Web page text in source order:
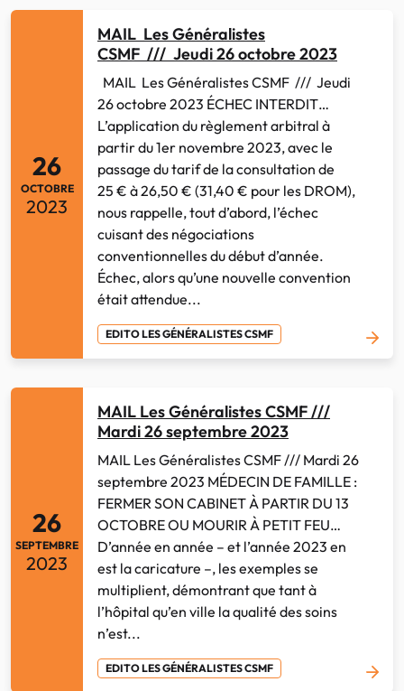
26
OCTOBRE
2023
MAIL Les Généralistes
CSMF /// Jeudi 26 octobre 2023
MAIL Les Généralistes CSMF /// Jeudi
26 octobre 2023 ÉCHEC INTERDIT…
L’application du règlement arbitral à
partir du 1er novembre 2023, avec le
passage du tarif de la consultation de
25 € à 26,50 € (31,40 € pour les DROM),
nous rappelle, tout d’abord, l’échec
cuisant des négociations
conventionnelles du début d’année.
Échec, alors qu’une nouvelle convention
était attendue...
EDITO LES GÉNÉRALISTES CSMF
26
SEPTEMBRE
2023
MAIL Les Généralistes CSMF ///
Mardi 26 septembre 2023
MAIL Les Généralistes CSMF /// Mardi 26
septembre 2023 MÉDECIN DE FAMILLE :
FERMER SON CABINET À PARTIR DU 13
OCTOBRE OU MOURIR À PETIT FEU…
D’année en année – et l’année 2023 en
est la caricature –, les exemples se
multiplient, démontrant que tant à
l’hôpital qu’en ville la qualité des soins
n’est...
EDITO LES GÉNÉRALISTES CSMF